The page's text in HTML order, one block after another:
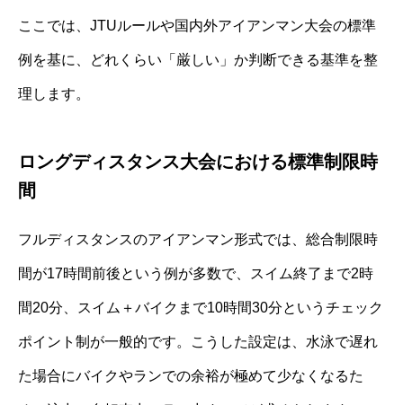
ここでは、JTUルールや国内外アイアンマン大会の標準
例を基に、どれくらい「厳しい」か判断できる基準を整
理します。
ロングディスタンス大会における標準制限時
間
フルディスタンスのアイアンマン形式では、総合制限時
間が17時間前後という例が多数で、スイム終了まで2時
間20分、スイム＋バイクまで10時間30分というチェック
ポイント制が一般的です。こうした設定は、水泳で遅れ
た場合にバイクやランでの余裕が極めて少なくなるた